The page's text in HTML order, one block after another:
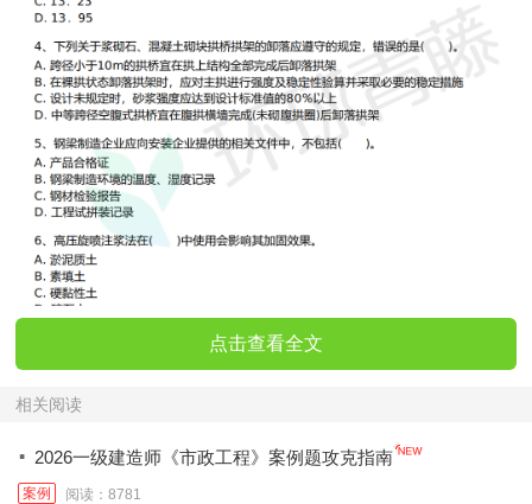
点击查看全文
相关阅读
· 2026一级建造师《市政工程》案例题攻克指南
案例 阅读：8781